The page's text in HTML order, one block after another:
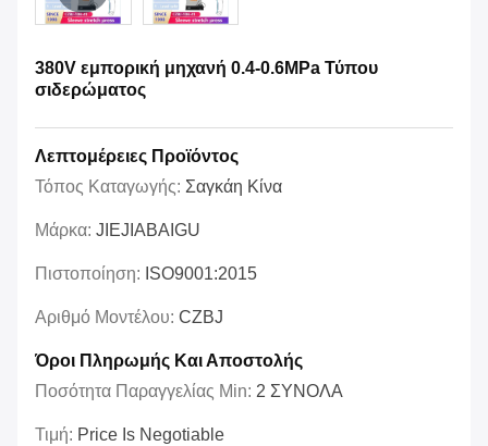
380V εμπορική μηχανή 0.4-0.6MPa Τύπου
σιδερώματος
Λεπτομέρειες Προϊόντος
Τόπος Καταγωγής: Σαγκάη Κίνα
Μάρκα: JIEJIABAIGU
Πιστοποίηση: ISO9001:2015
Αριθμό Μοντέλου: CZBJ
Όροι Πληρωμής Και Αποστολής
Ποσότητα Παραγγελίας Min: 2 ΣΥΝΟΛΑ
Τιμή: Price Is Negotiable